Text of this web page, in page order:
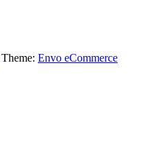
Theme: Envo eCommerce